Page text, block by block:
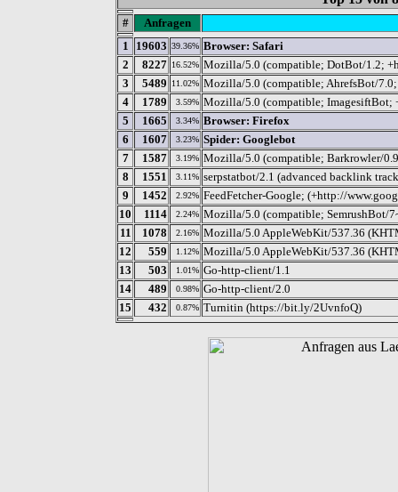
#
Anfragen
1
19603 39.36% Browser: Safari
2
8227 16.52% Mozilla/5.0 (compatible; DotBot/1.2;
3
5489 11.02% Mozilla/5.0 (compatible; AhrefsBot/
4
1789 3.59% Mozilla/5.0 (compatible; ImagesiftBot;
5
1665 3.34% Browser: Firefox
6
1607 3.23% Spider: Googlebot
7
1587 3.19% Mozilla/5.0 (compatible; Barkrowler/
8
1551 3.11% serpstatbot/2.1 (advanced backlink
9
1452 2.92% FeedFetcher-Google; (+http://
10
1114 2.24% Mozilla/5.0 (compatible; SemrushBot/
11
1078 2.16% Mozilla/5.0 AppleWebKit/537.36
12
559 1.12% Mozilla/5.0 AppleWebKit/537.36
13
503 1.01% Go-http-client/1.1
14
489 0.98% Go-http-client/2.0
15
432 0.87% Turnitin (https://bit.ly/2UvnfoQ)